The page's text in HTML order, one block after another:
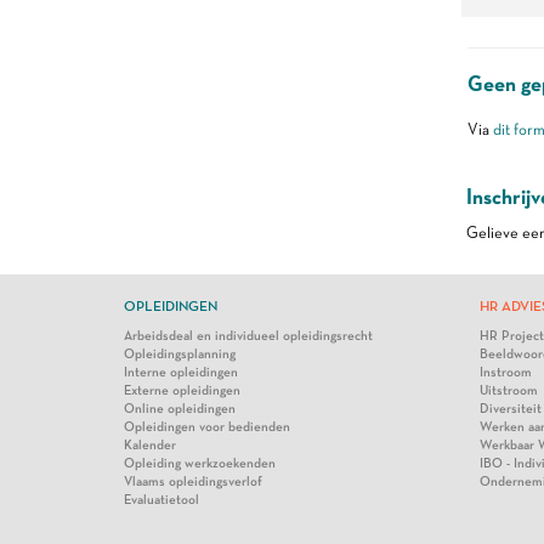
Geen
Via dit
Gelieve
OPLEIDINGEN
Arbeidsdeal en individueel opleidingsrecht
Opleidingsplanning
Interne opleidingen
Externe opleidingen
Online opleidingen
Opleidingen voor bedienden
Kalender
Opleiding werkzoekenden
Vlaams opleidingsverlof
Evaluatietool
HR
HR
Instroom
Uitstroom
Diversiteit
Werken
Werkbaar
IBO -